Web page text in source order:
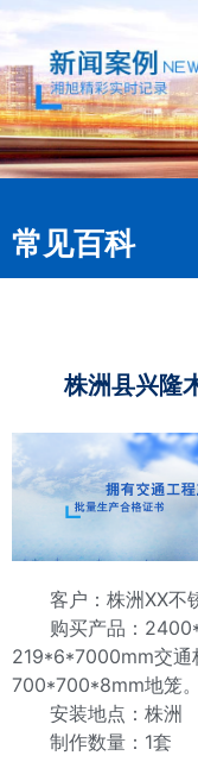
常见百科
株洲县兴隆
客户：株洲XX不
购买产品：
219*6*7000mm交通
700*700*8mm地笼。
安装地点：株洲
制作数量：1套